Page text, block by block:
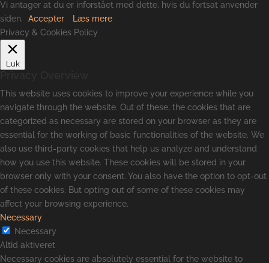
Vi antager at du er inforstået med dette, hvis du fortsat anvender
siden.
Accepter
Læs mere
Privacy & Cookies Policy
Luk
This website uses cookies to improve your experience while you
navigate through the website. Out of these, the cookies that are
categorized as necessary are stored on your browser as they are
essential for the working of basic functionalities of the website. We
also use third-party cookies that help us analyze and understand
how you use this website. These cookies will be stored in your
browser only with your consent. You also have the option to opt-out
of these cookies. But opting out of some of these cookies may
affect your browsing experience.
Necessary
Necessary
Altid aktiveret
Necessary cookies are absolutely essential for the website to